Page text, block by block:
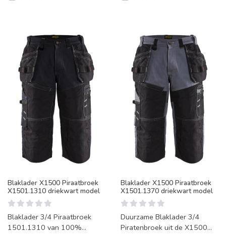
Blaklader X1500 Piraatbroek
X1501.1310 driekwart model
Blaklader 3/4 Piraatbroek
1501.1310 van 100%
Blaklader X1500 Piraatbroek
X1501.1370 driekwart model
Duurzame Blaklader 3/4
Piratenbroek uit de X1500